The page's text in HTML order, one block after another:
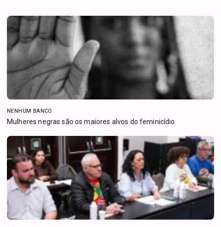
NENHUM BANCO
Mulheres negras são os maiores alvos do feminicídio